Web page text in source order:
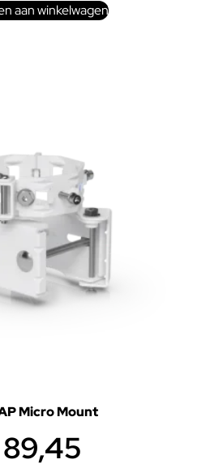
aan winkelwagen
Micro Mount
89,45